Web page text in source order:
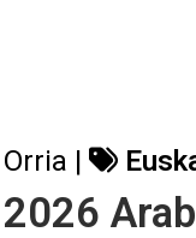
Orria |
2026